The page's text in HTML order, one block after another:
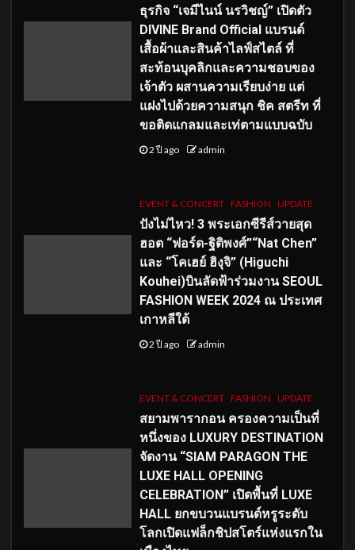
ธุรกิจ “เจมีไนน์ นรวิชญ์” เปิดตัว
DIVINE Brand Official แบรนด์
เสื้อผ้าและสินค้าไลฟ์สไตล์ ที่
สะท้อนบุคลิกและความชอบของ
เจ้าตัว ผสานความเรียบง่าย แต่
แฝงไปด้วยความสนุก ชิค สตรีท ที่
ขอติดแกลมและเท่ตามแบบฉบับ
2 ปี ago admin
EVENT & CONCERT FASHION UPDATE
ปังไม่ไหว! 3 พระเอกซีรีส์วายสุด
ฮอต “ฟอร์ด-ฐิติพงศ์”“Nat Chen”
และ “โคเฮย์ ฮิงุจิ” (Higuchi
Kouhei)บินลัดฟ้าร่วมงาน SEOUL
FASHION WEEK 2024 ณ ประเทศ
เกาหลีใต้
2 ปี ago admin
EVENT & CONCERT FASHION UPDATE
สยามพารากอน ครองความเป็นที่
หนึ่งของ LUXURY DESTINATION
จัดงาน “SIAM PARAGON THE
LUXE HALL OPENING
CELEBRATION” เปิดพื้นที่ LUXE
HALL ยกขบวนแบรนด์หรูระดับ
โลกเปิดแฟล็กชิปสโตร์แห่งแรกใน